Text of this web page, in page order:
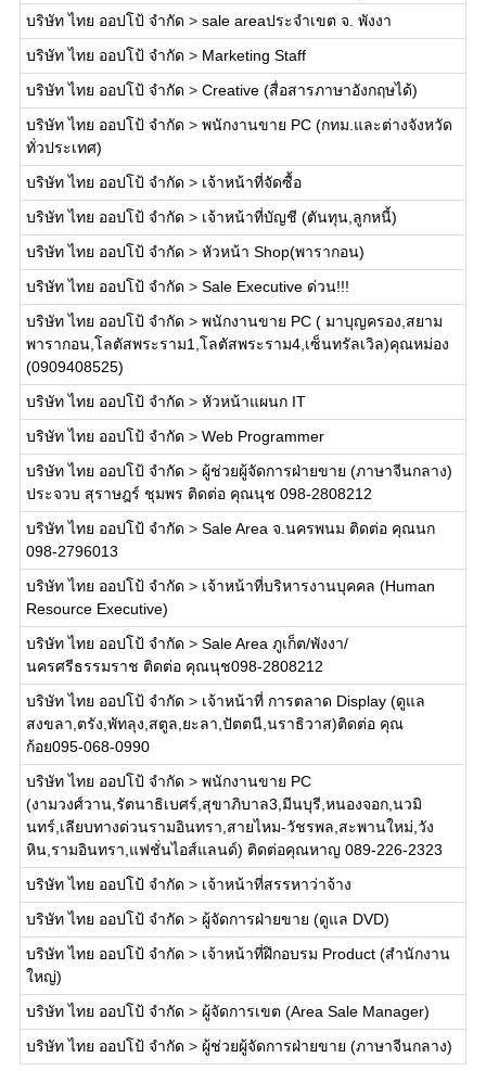
บริษัท ไทย ออปโป้ จำกัด > sale areaประจำเขต จ. พังงา
บริษัท ไทย ออปโป้ จำกัด > Marketing Staff
บริษัท ไทย ออปโป้ จำกัด > Creative (สื่อสารภาษาอังกฤษได้)
บริษัท ไทย ออปโป้ จำกัด > พนักงานขาย PC (กทม.และต่างจังหวัด
ทั่วประเทศ)
บริษัท ไทย ออปโป้ จำกัด > เจ้าหน้าที่จัดซื้อ
บริษัท ไทย ออปโป้ จำกัด > เจ้าหน้าที่บัญชี (ตันทุน,ลูกหนี้)
บริษัท ไทย ออปโป้ จำกัด > หัวหน้า Shop(พารากอน)
บริษัท ไทย ออปโป้ จำกัด > Sale Executive ด่วน!!!
บริษัท ไทย ออปโป้ จำกัด > พนักงานขาย PC ( มาบุญครอง,สยาม
พารากอน,โลตัสพระราม1,โลตัสพระราม4,เซ็นทรัลเวิล)คุณหม่อง
(0909408525)
บริษัท ไทย ออปโป้ จำกัด > หัวหน้าแผนก IT
บริษัท ไทย ออปโป้ จำกัด > Web Programmer
บริษัท ไทย ออปโป้ จำกัด > ผู้ช่วยผู้จัดการฝ่ายขาย (ภาษาจีนกลาง)
ประจวบ สุราษฎร์ ชุมพร ติดต่อ คุณนุช 098-2808212
บริษัท ไทย ออปโป้ จำกัด > Sale Area จ.นครพนม ติดต่อ คุณนก
098-2796013
บริษัท ไทย ออปโป้ จำกัด > เจ้าหน้าที่บริหารงานบุคคล (Human
Resource Executive)
บริษัท ไทย ออปโป้ จำกัด > Sale Area ภูเก็ต/พังงา/
นครศรีธรรมราช ติดต่อ คุณนุช098-2808212
บริษัท ไทย ออปโป้ จำกัด > เจ้าหน้าที่ การตลาด Display (ดูแล
สงขลา,ตรัง,พัทลุง,สตูล,ยะลา,ปัตตนี,นราธิวาส)ติดต่อ คุณ
ก้อย095-068-0990
บริษัท ไทย ออปโป้ จำกัด > พนักงานขาย PC
(งามวงศ์วาน,รัตนาธิเบศร์,สุขาภิบาล3,มีนบุรี,หนองจอก,นวมิ
นทร์,เลียบทางด่วนรามอินทรา,สายไหม-วัชรพล,สะพานใหม่,วัง
หิน,รามอินทรา,แฟชั่นไอส์แลนด์) ติดต่อคุณหาญ 089-226-2323
บริษัท ไทย ออปโป้ จำกัด > เจ้าหน้าที่สรรหาว่าจ้าง
บริษัท ไทย ออปโป้ จำกัด > ผู้จัดการฝ่ายขาย (ดูแล DVD)
บริษัท ไทย ออปโป้ จำกัด > เจ้าหน้าที่ฝึกอบรม Product (สำนักงาน
ใหญ่)
บริษัท ไทย ออปโป้ จำกัด > ผู้จัดการเขต (Area Sale Manager)
บริษัท ไทย ออปโป้ จำกัด > ผู้ช่วยผู้จัดการฝ่ายขาย (ภาษาจีนกลาง)